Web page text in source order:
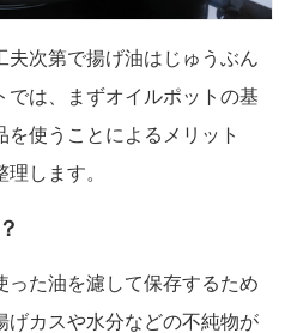
夫次第で揚げ油はじゅうぶん
は、まずオイルポットの基
使うことによるメリット
します。
った油を濾して保存するため
げカスや水分などの不純物が